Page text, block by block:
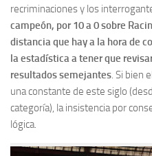
recriminaciones y los
campeón, por 10 a 0 sobre
distancia que hay a la hora de
la estadística a tener que
resultados semejantes. Si bien
una constante de este siglo
categoría), la insistencia por
lógica.